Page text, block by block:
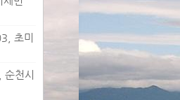
초미
천시